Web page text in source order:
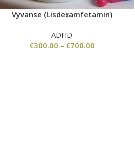
Vyvanse (Lisdexamfetamin)
ADHD
€300.00 – €700.00